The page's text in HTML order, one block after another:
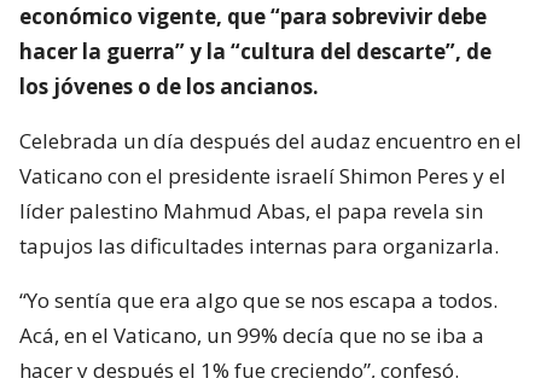
económico vigente, que “para sobrevivir debe
hacer la guerra” y la “cultura del descarte”, de
los jóvenes o de los ancianos.
Celebrada un día después del audaz encuentro en el
Vaticano con el presidente israelí Shimon Peres y el
líder palestino Mahmud Abas, el papa revela sin
tapujos las dificultades internas para organizarla.
“Yo sentía que era algo que se nos escapa a todos.
Acá, en el Vaticano, un 99% decía que no se iba a
hacer y después el 1% fue creciendo”, confesó.